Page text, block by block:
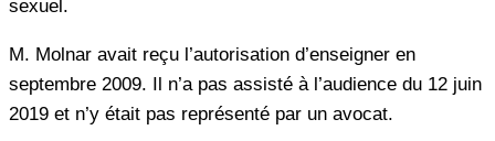
sexuel.
M. Molnar avait reçu l’autorisation d’enseigner en
septembre 2009. Il n’a pas assisté à l’audience du 12 juin
2019 et n’y était pas représenté par un avocat.